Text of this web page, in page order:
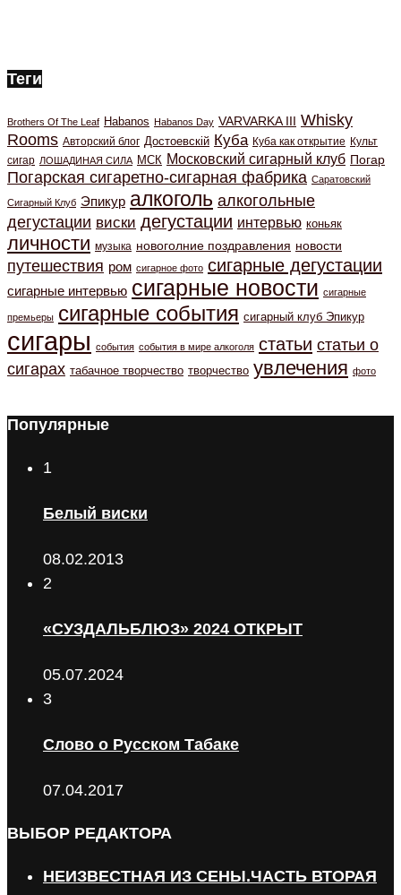
Теги
Brothers Of The Leaf Habanos Habanos Day VARVARKA III Whisky
Rooms Авторский блог Достоевскiй Куба Куба как открытие Культ
сигар ЛОШАДИНАЯ СИЛА МСК Московский сигарный клуб Погар
Погарская сигаретно-сигарная фабрика Саратовский
Сигарный Клуб Эпикур алкоголь алкогольные
дегустации виски дегустации интервью коньяк
личности музыка новоголние поздравления новости
путешествия ром сигарное фото сигарные дегустации
сигарные интервью сигарные новости сигарные
премьеры сигарные события сигарный клуб Эпикур
сигары события события в мире алкоголя статьи статьи о
сигарах табачное творчество творчество увлечения фото
Популярные
1
Белый виски
08.02.2013
2
«СУЗДАЛЬБЛЮЗ» 2024 ОТКРЫТ
05.07.2024
3
Слово о Русском Табаке
07.04.2017
ВЫБОР РЕДАКТОРА
НЕИЗВЕСТНАЯ ИЗ СЕНЫ.ЧАСТЬ ВТОРАЯ